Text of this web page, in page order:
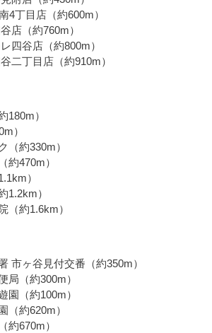
4丁目店（約600m）
店（約760m）
四谷店（約800m）
二丁目店（約910m）
180m）
）
（約330m）
約470m）
）
1.2km）
（約1.6km）
市ヶ谷見付交番（約350m）
局（約300m）
園（約100m）
（約620m）
約670m）